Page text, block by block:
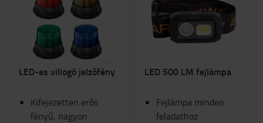
LED-es villogó jelzőfény
Kifejezetten erős
fényű, nagyon
LED 500 LM fejlámpa
Fejlámpa minden
feladathoz